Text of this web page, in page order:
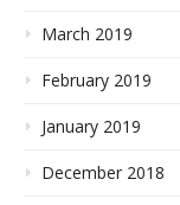
March 2019
February 2019
January 2019
December 2018